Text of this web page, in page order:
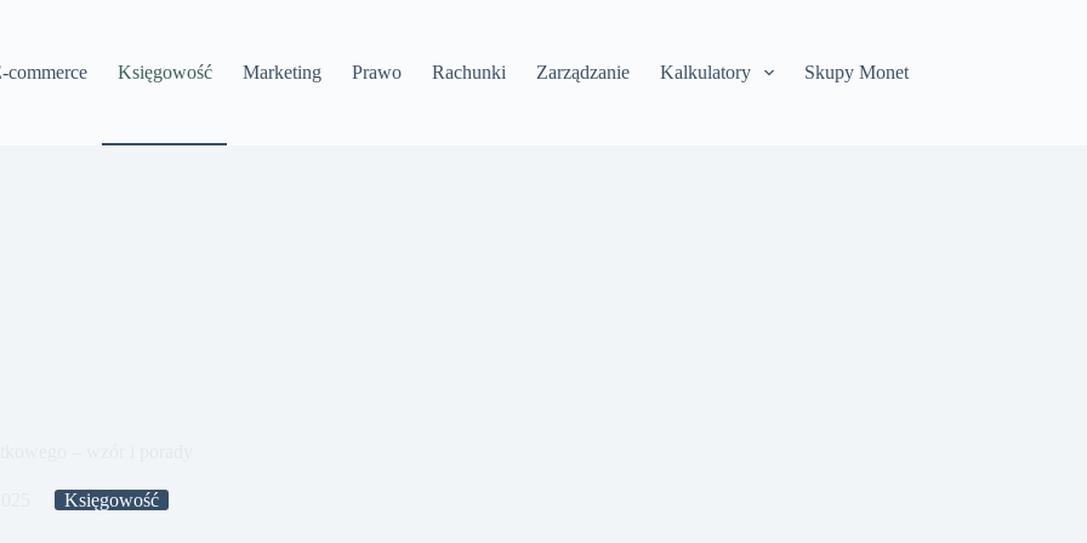
commerce Księgowość Marketing Prawo Rachunki Zarządzanie Kalkulatory Skupy Monet
Księgowość